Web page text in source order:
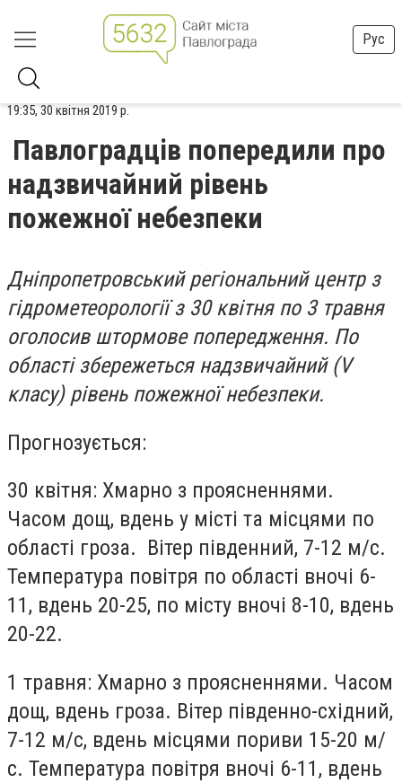
Рус
19:35, 30 квітня 2019 р.
Павлоградців попередили про
надзвичайний рівень
пожежної небезпеки
Дніпропетровський регіональний центр з
гідрометеорології з 30 квітня по 3 травня
оголосив штормове попередження. По
області збережеться надзвичайний (V
класу) рівень пожежної небезпеки.
Прогнозується:
30 квітня: Хмарно з проясненнями.
Часом дощ, вдень у місті та місцями по
області гроза. Вітер південний, 7-12 м/с.
Температура повітря по області вночі 6-
11, вдень 20-25, по місту вночі 8-10, вдень
20-22.
1 травня: Хмарно з проясненнями. Часом
дощ, вдень гроза. Вітер південно-східний,
7-12 м/с, вдень місцями пориви 15-20 м/
с. Температура повітря вночі 6-11, вдень